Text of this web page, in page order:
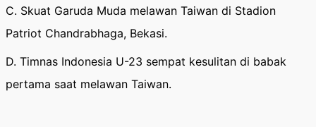
C. Skuat Garuda Muda melawan Taiwan di Stadion
Patriot Chandrabhaga, Bekasi.
D. Timnas Indonesia U-23 sempat kesulitan di babak
pertama saat melawan Taiwan.